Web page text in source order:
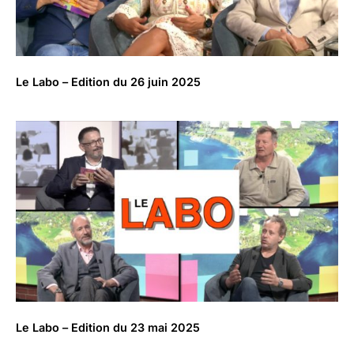
Le Labo – Edition du 26 juin 2025
Le Labo – Edition du 23 mai 2025